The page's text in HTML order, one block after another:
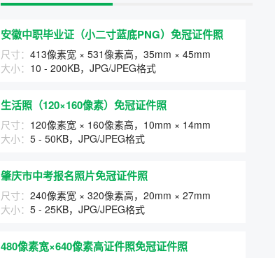
安徽中职毕业证（小二寸蓝底PNG）免冠证件照
尺寸： 413像素宽 × 531像素高，35mm × 45mm
大小： 10 - 200KB，JPG/JPEG格式
生活照（120×160像素）免冠证件照
尺寸： 120像素宽 × 160像素高，10mm × 14mm
大小： 5 - 50KB，JPG/JPEG格式
肇庆市中考报名照片免冠证件照
尺寸： 240像素宽 × 320像素高，20mm × 27mm
大小： 5 - 25KB，JPG/JPEG格式
480像素宽×640像素高证件照免冠证件照